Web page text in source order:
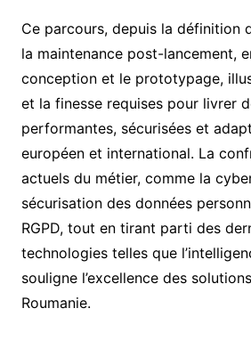
Ce parcours, depuis la définition
la maintenance post-lancement,
conception et le prototypage,
et la finesse requises pour livrer
performantes, sécurisées et
européen et international. La
actuels du métier, comme la
sécurisation des données
RGPD, tout en tirant parti des
technologies telles que
souligne l’excellence des
Roumanie.